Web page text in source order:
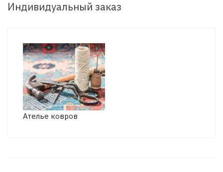
Индивидуальный заказ
Ателье ковров